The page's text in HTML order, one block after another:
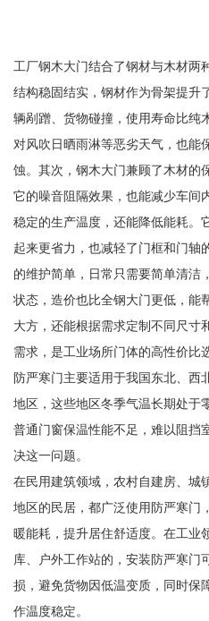
工厂钢木大门结合了钢材与木材两
结构稳固结实，钢材作为骨架提升
辆剐蹭、货物碰撞，使用寿命比纯
对风吹日晒雨淋等恶劣天气，也能
蚀。其次，钢木大门兼顾了木材的
它的噪音阻隔效果，也能减少车间
稳定的生产温度，还能降低能耗。
起来更省力，也减轻了门框和门轴
的维护简单，日常只需要简单清洁
状态，造价也比全钢大门更低，能
大方，还能根据需求定制不同尺寸
需求，是工业场所门体的高性价比
防严寒门主要适用于我国东北、西
地区，这些地区冬季气温长期处于
普通门窗保温性能不足，难以阻挡
决这一问题。
在民用建筑领域，农村自建房、城
地区的民居，都广泛使用防严寒门
暖能耗，提升居住舒适度。在工业
库、户外工作站的，安装防严寒门
损，避免货物因低温变质，同时保
作温度稳定。